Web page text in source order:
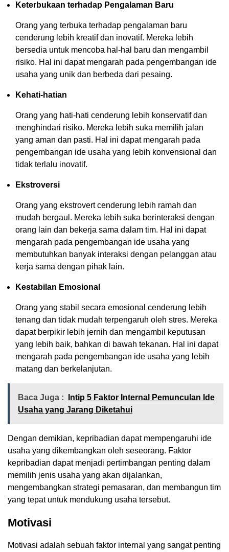
Keterbukaan terhadap Pengalaman Baru
Orang yang terbuka terhadap pengalaman baru
cenderung lebih kreatif dan inovatif. Mereka lebih
bersedia untuk mencoba hal-hal baru dan mengambil
risiko. Hal ini dapat mengarah pada pengembangan ide
usaha yang unik dan berbeda dari pesaing.
Kehati-hatian
Orang yang hati-hati cenderung lebih konservatif dan
menghindari risiko. Mereka lebih suka memilih jalan
yang aman dan pasti. Hal ini dapat mengarah pada
pengembangan ide usaha yang lebih konvensional dan
tidak terlalu inovatif.
Ekstroversi
Orang yang ekstrovert cenderung lebih ramah dan
mudah bergaul. Mereka lebih suka berinteraksi dengan
orang lain dan bekerja sama dalam tim. Hal ini dapat
mengarah pada pengembangan ide usaha yang
membutuhkan banyak interaksi dengan pelanggan atau
kerja sama dengan pihak lain.
Kestabilan Emosional
Orang yang stabil secara emosional cenderung lebih
tenang dan tidak mudah terpengaruh oleh stres. Mereka
dapat berpikir lebih jernih dan mengambil keputusan
yang lebih baik, bahkan di bawah tekanan. Hal ini dapat
mengarah pada pengembangan ide usaha yang lebih
matang dan berkelanjutan.
Baca Juga :
Intip 5 Faktor Internal Pemunculan Ide
Usaha yang Jarang Diketahui
Dengan demikian, kepribadian dapat mempengaruhi ide
usaha yang dikembangkan oleh seseorang. Faktor
kepribadian dapat menjadi pertimbangan penting dalam
memilih jenis usaha yang akan dijalankan,
mengembangkan strategi pemasaran, dan membangun tim
yang tepat untuk mendukung usaha tersebut.
Motivasi
Motivasi adalah sebuah faktor internal yang sangat penting